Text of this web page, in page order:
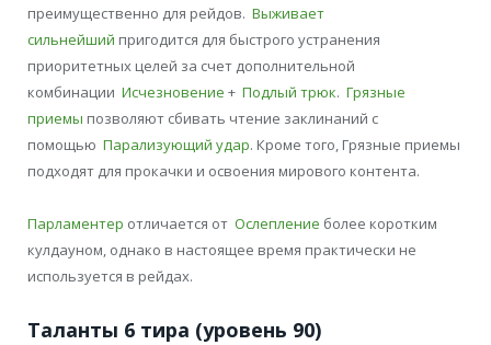
преимущественно для рейдов. Выживает
сильнейший пригодится для быстрого устранения
приоритетных целей за счет дополнительной
комбинации Исчезновение + Подлый трюк. Грязные
приемы позволяют сбивать чтение заклинаний с
помощью Парализующий удар. Кроме того, Грязные приемы
подходят для прокачки и освоения мирового контента.
Парламентер отличается от Ослепление более коротким
кулдауном, однако в настоящее время практически не
используется в рейдах.
Таланты 6 тира (уровень 90)